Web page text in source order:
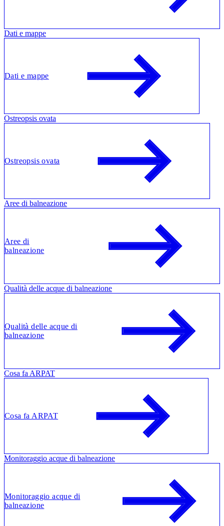
Dati e mappe
Dati e mappe
Ostreopsis ovata
Ostreopsis ovata
Aree di balneazione
Aree di
balneazione
Qualità delle acque di balneazione
Qualità delle acque di
balneazione
Cosa fa ARPAT
Cosa fa ARPAT
Monitoraggio acque di balneazione
Monitoraggio acque di
balneazione